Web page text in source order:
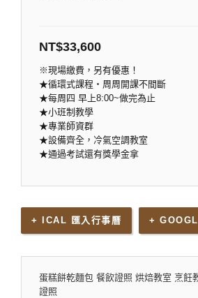
NT$33,600
※現場繳費，另有優惠！
★循環式課程‧周周開課不間斷
★每周四 早上8:00~做完為止
★小班制教學
★專業師資群
★設備齊全，冷氣空調教室
★通過考試還有獎學金拿
+ ICAL 匯入行事曆 +
蛋糕餅乾麵包 餐飲證照 烘焙教室 烹飪
證照